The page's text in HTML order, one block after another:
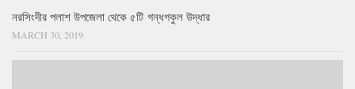
নরসিংদীর পলাশ উপজেলা থেকে ৫টি গন্ধগকুল উদ্ধার
MARCH 30, 2019